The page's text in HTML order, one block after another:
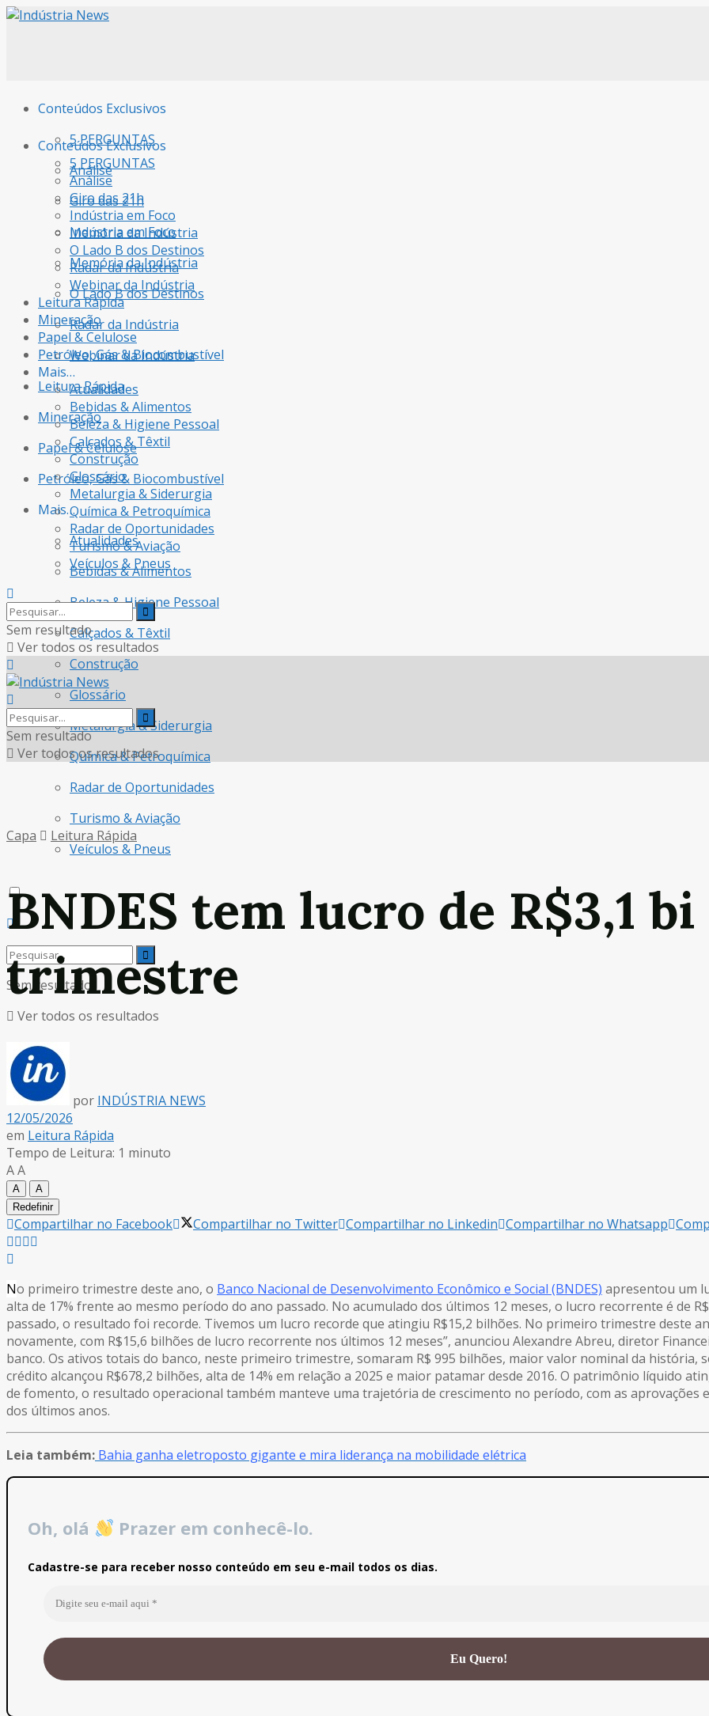
Conteúdos Exclusivos
5 PERGUNTAS
Análise
Giro das 21h
Indústria em Foco
Memória da Indústria
O Lado B dos Destinos
Radar da Indústria
Webinar da Indústria
Leitura Rápida
Mineração
Papel & Celulose
Petróleo, Gás & Biocombustível
Mais…
Atualidades
Bebidas & Alimentos
Beleza & Higiene Pessoal
Calçados & Têxtil
Construção
Glossário
Metalurgia & Siderurgia
Química & Petroquímica
Radar de Oportunidades
Turismo & Aviação
Veículos & Pneus
Sem resultado
Ver todos os resultados
Conteúdos Exclusivos
5 PERGUNTAS
Análise
Giro das 21h
Indústria em Foco
Memória da Indústria
O Lado B dos Destinos
Radar da Indústria
Webinar da Indústria
Leitura Rápida
Mineração
Papel & Celulose
Petróleo, Gás & Biocombustível
Mais…
Atualidades
Bebidas & Alimentos
Beleza & Higiene Pessoal
Calçados & Têxtil
Construção
Glossário
Metalurgia & Siderurgia
Química & Petroquímica
Radar de Oportunidades
Turismo & Aviação
Veículos & Pneus
Sem resultado
Ver todos os resultados
Sem resultado
Ver todos os resultados
Capa Leitura Rápida
BNDES tem lucro de R$3,1 bi
trimestre
por INDÚSTRIA NEWS
12/05/2026
em Leitura Rápida
Tempo de Leitura: 1 minuto
AA
A
A
Redefinir
Compartilhar no Facebook Compartilhar no Twitter Compartilhar no Linkedin Compartilhar no Whatsapp
No primeiro trimestre deste ano, o Banco Nacional de Desenvolvimento Econômico e Social (BNDES) apresentou um
alta de 17% frente ao mesmo período do ano passado. No acumulado dos últimos 12 meses, o lucro recorrente é de
passado, o resultado foi recorde. Tivemos um lucro recorde que atingiu R$15,2 bilhões. No primeiro trimestre deste
novamente, com R$15,6 bilhões de lucro recorrente nos últimos 12 meses”, anunciou Alexandre Abreu, diretor
banco. Os ativos totais do banco, neste primeiro trimestre, somaram R$ 995 bilhões, maior valor nominal da história,
crédito alcançou R$678,2 bilhões, alta de 14% em relação a 2025 e maior patamar desde 2016. O patrimônio líquido
de fomento, o resultado operacional também manteve uma trajetória de crescimento no período, com as aprovações
dos últimos anos.
Leia também: Bahia ganha eletroposto gigante e mira liderança na mobilidade elétrica
Oh, olá Prazer em conhecê-lo.
Cadastre-se para receber nosso conteúdo em seu e-mail todos os dias.